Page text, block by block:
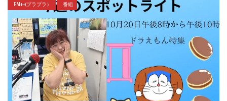
FM++(プラプラ） 番組